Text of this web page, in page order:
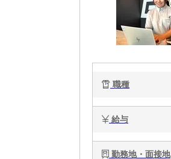
職種
給与
勤務地・面接地